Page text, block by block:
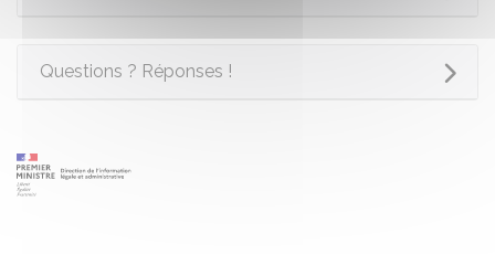
Questions ? Réponses !